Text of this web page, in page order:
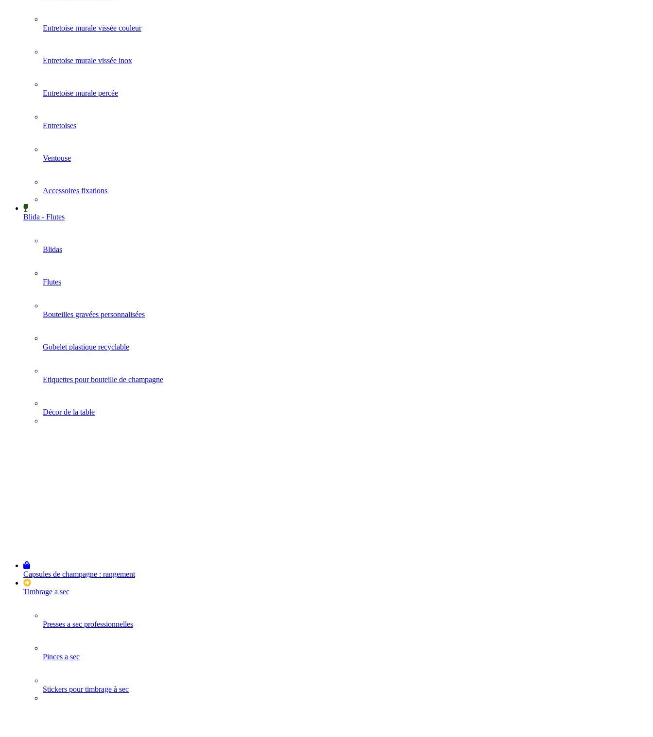
Entretoise murale vissée couleur
Entretoise murale vissée inox
Entretoise murale percée
Entretoises
Ventouse
Accessoires fixations
Blida - Flutes
Blidas
Flutes
Bouteilles gravées personnalisées
Gobelet plastique recyclable
Etiquettes pour bouteille de champagne
Décor de la table
Capsules de champagne : rangement
Timbrage a sec
Presses a sec professionnelles
Pinces a sec
Stickers pour timbrage à sec